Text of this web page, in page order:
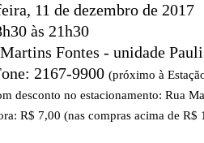
11 de dezembro de 2017
às 21h30
Fontes - unidade
2167-9900 (próximo à
desconto no estacionamento: Rua
R$ 7,00 (nas compras acima de